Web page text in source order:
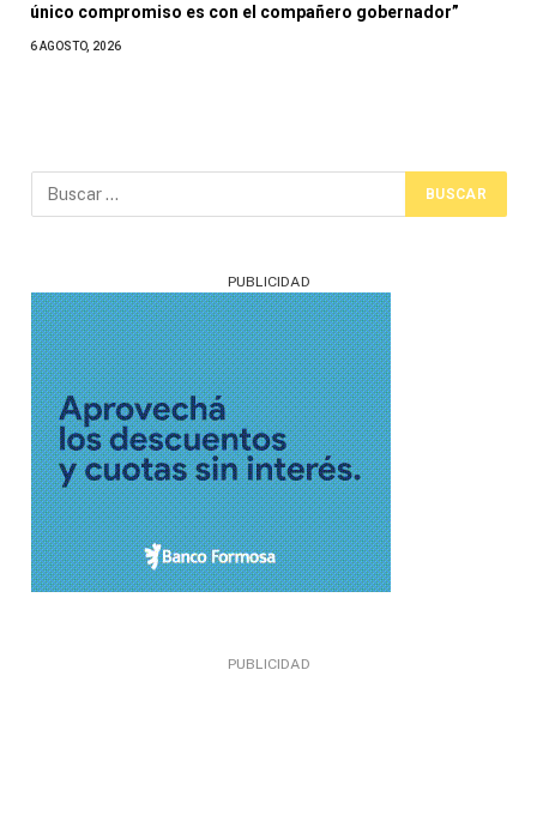
único compromiso es con el compañero gobernador”
6 AGOSTO, 2026
PUBLICIDAD
PUBLICIDAD